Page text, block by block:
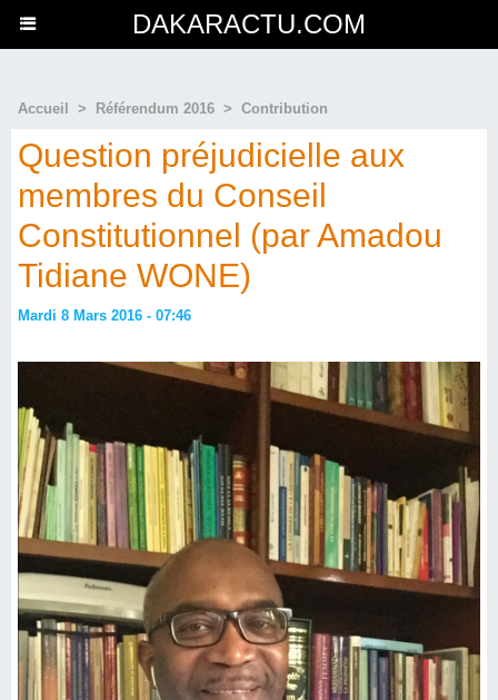
DAKARACTU.COM
Accueil > Référendum 2016 > Contribution
Question préjudicielle aux
membres du Conseil
Constitutionnel (par Amadou
Tidiane WONE)
Mardi 8 Mars 2016 - 07:46